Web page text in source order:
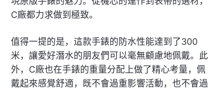
C廠都力求做到極致。
值得一提的是，這款手錶的防水性能達到了300
米，讓愛好潛水的朋友們可以毫無顧慮地佩戴。此
外，C廠也在手錶的重量分配上做了精心考量，佩
戴起來感覺舒適，既不會過重影響活動，也不會過